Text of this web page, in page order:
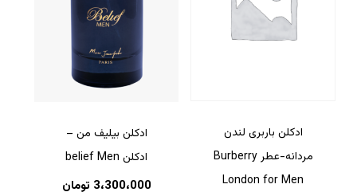
ادکلن باربری لندن
مردانه-عطر Burberry
London for Men
ادکلن بیلیف من –
ادکلن belief Men
3،300،000 تومان